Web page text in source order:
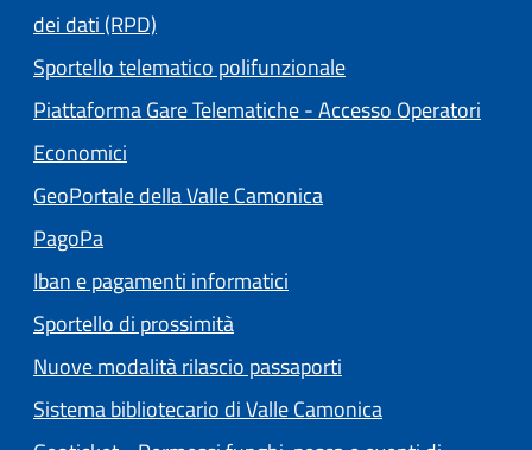
dei dati (RPD)
Sportello telematico polifunzionale
Piattaforma Gare Telematiche - Accesso Operatori
Economici
GeoPortale della Valle Camonica
PagoPa
Iban e pagamenti informatici
Sportello di prossimità
Nuove modalità rilascio passaporti
Sistema bibliotecario di Valle Camonica